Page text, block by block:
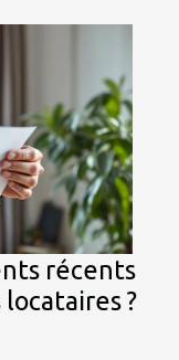
récents
?